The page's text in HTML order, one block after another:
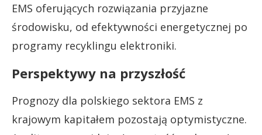
EMS oferujących rozwiązania przyjazne
środowisku, od efektywności energetycznej po
programy recyklingu elektroniki.
Perspektywy na przyszłość
Prognozy dla polskiego sektora EMS z
krajowym kapitałem pozostają optymistyczne.